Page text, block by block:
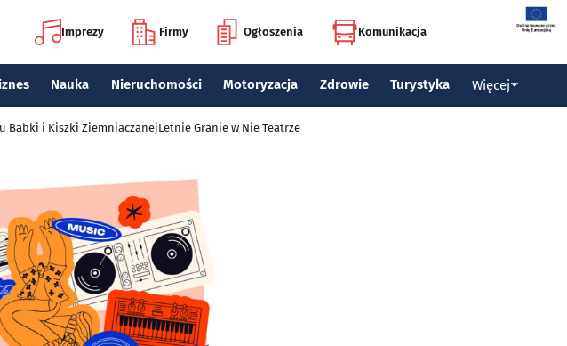
Imprezy Firmy Ogłoszenia Komunikacja
Nauka Nieruchomości Motoryzacja Zdrowie Turystyka Więcej
Babki i Kiszki ZiemniaczanejLetnie Granie w Nie Teatrze